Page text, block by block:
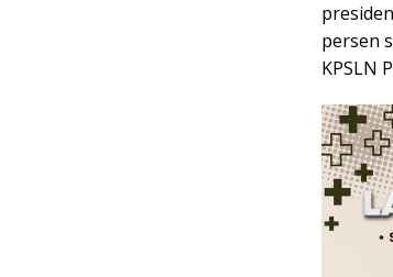
persen
KPSLN